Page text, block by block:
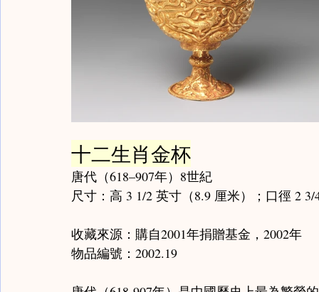
十二生肖金杯
唐代（618–907年）8世紀
尺寸：高 3 1/2 英寸（8.9 厘米）；口徑 2
收藏來源：購自2001年捐贈基金，2002年
物品編號：2002.19